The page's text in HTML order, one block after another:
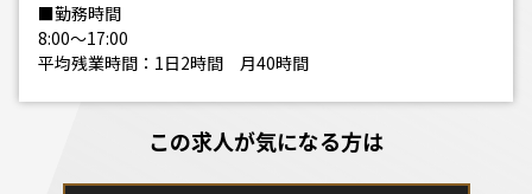
■勤務時間
8:00～17:00
平均残業時間：1日2時間 月40時間
この求人が気になる方は